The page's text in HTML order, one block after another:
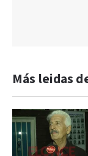
Más leidas